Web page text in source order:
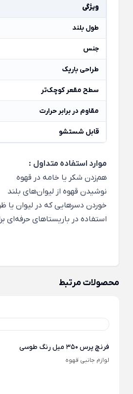
ویژگی
طول بلند
جنس
طراحی باریک
سطح مقعر کوچک‌تر
مقاوم در برابر حرارت
قابل شستشو
موارد استفاده متداول :
هم‌زدن شکر یا خامه در قهوه
نوشیدن قهوه از لیوان‌های بلند
خوردن دسرهایی که در لیوان یا
استفاده در باریستاهای حرفه‌ای
محصولات مرتبط
فرنچ پرس 350 میل رنگ طوسی
لوازم جانبی قهوه